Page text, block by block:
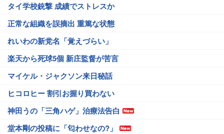
タイ学校銃撃 成績でストレスか
正常な組織を誤摘出 重篤な状態
れいわの新党名「覚えづらい」
楽天から死球5個 新庄監督が苦言
マイケル・ジャクソン来日秘話
ヒコロヒー 割引お握り買わない
神田うの「三角ハゲ」治療法告白
堂本剛の投稿に「匂わせなの?」